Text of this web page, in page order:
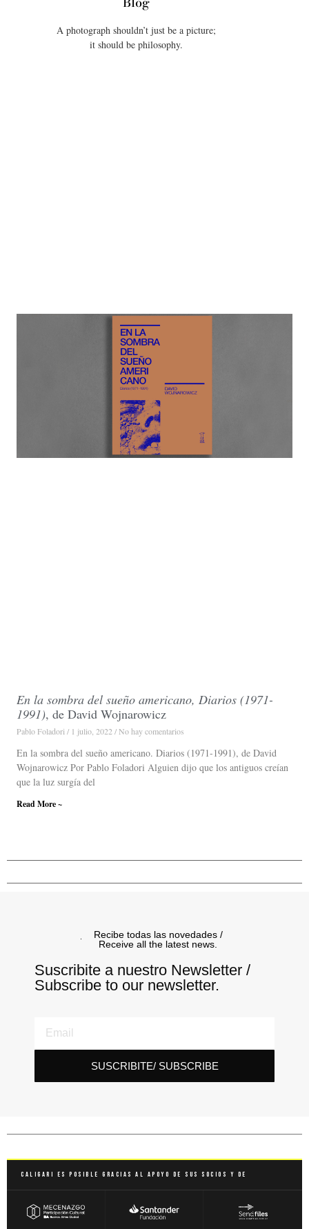
A photograph shouldn’t just be a picture;
it should be philosophy.
En la sombra del sueño americano, Diarios (1971-
1991), de David Wojnarowicz
Pablo Foladori 1 julio, 2022 No hay comentarios
En la sombra del sueño americano. Diarios (1971-1991), de David
Wojnarowicz Por Pablo Foladori Alguien dijo que los antiguos creían
que la luz surgía del
Read More ~
Recibe todas las novedades /
Receive all the latest news.
Suscribite a nuestro Newsletter /
Subscribe to our newsletter.
SUSCRIBITE/ SUBSCRIBE
Caligari es posible gracias al apoyo de sus socios y de